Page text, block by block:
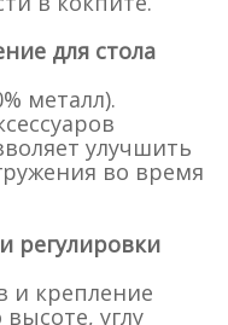
для стола
металл).
улучшить
во время
регулировки
и крепление
углу